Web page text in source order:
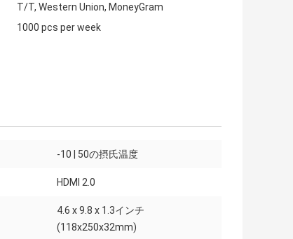
T/T, Western Union, MoneyGram
1000 pcs per week
-10 | 50の摂氏温度
HDMI 2.0
4.6 x 9.8 x 1.3インチ
(118x250x32mm)